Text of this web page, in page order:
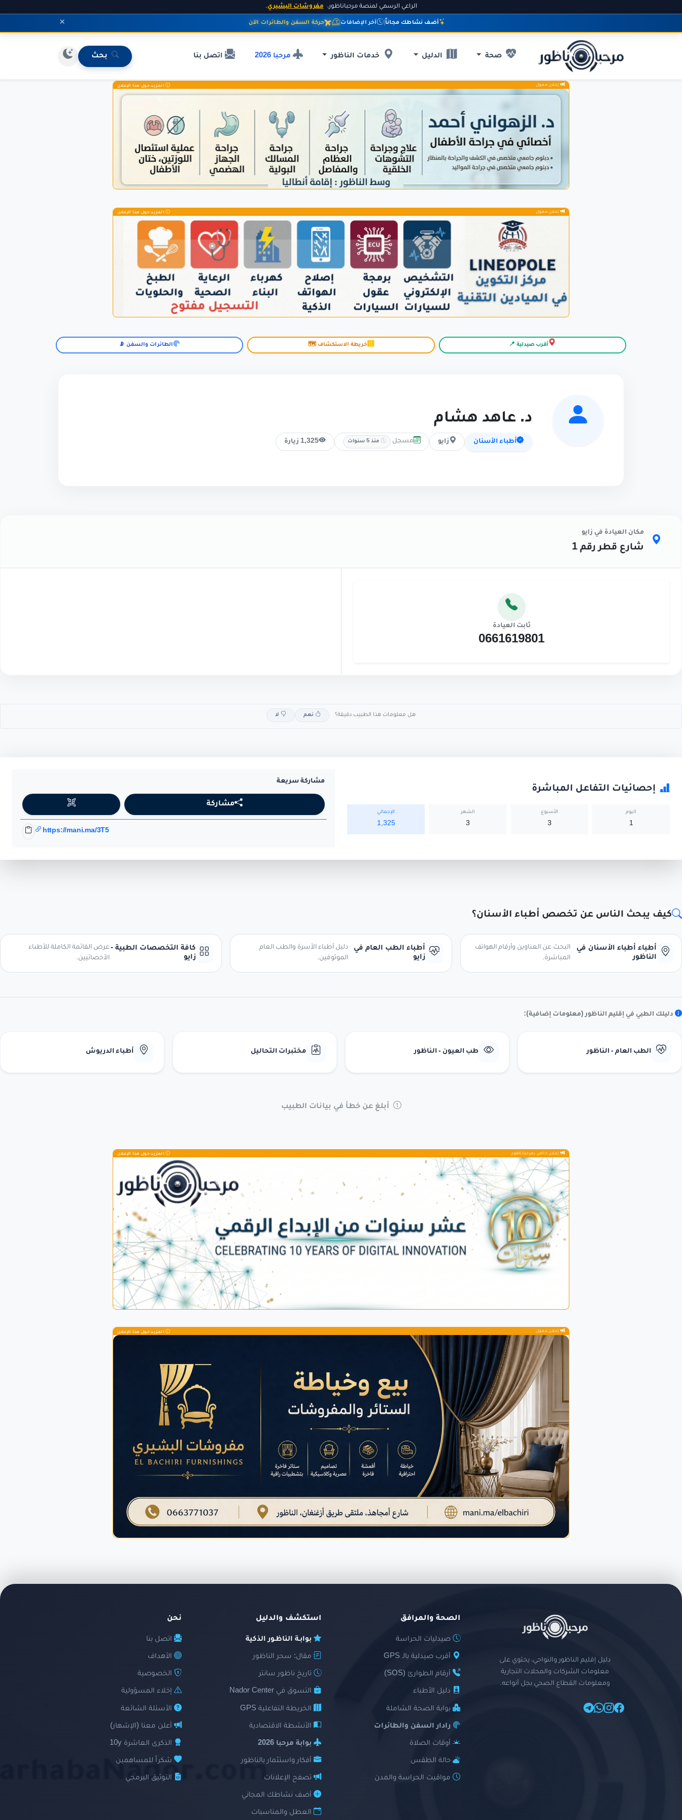
الراعي الرسمي لمنصة مرحباناظور، مفروشات البشيري.
أضف نشاطك مجاناً | آخر الإضافات | حركة السفن والطائرات الآن ×
صحة الدليل خدمات الناظور مرحبا 2026 اتصل بنا بحث
إعلان ممول المزيد حول هذا الإعلان
إعلان ممول المزيد حول هذا الإعلان
أقرب صيدلية 📍 خريطة الاستكشاف 🗺️ الطائرات والسفن 📡
د. عاهد هشام
أطباء الأسنان زايو مسجل منذ 5 سنوات 1,325 زيارة
مكان العيادة في زايو
شارع قطر رقم 1
ثابت العيادة
0661619801
هل معلومات هذا الطبيب دقيقة؟ نعم لا
إحصائيات التفاعل المباشرة
اليوم
1
الأسبوع
3
الشهر
3
الإجمالي
1,325
مشاركة سريعة
مشاركة
https://mani.ma/3T5
كيف يبحث الناس عن تخصص أطباء الأسنان؟
أطباء أطباء الأسنان في
الناظور
البحث عن العناوين وأرقام الهواتف
المباشرة.
أطباء الطب العام في
زايو
دليل أطباء الأسرة والطب العام
الموثوقين.
كافة التخصصات الطبية -
زايو
عرض القائمة الكاملة للأطباء
الأخصائيين.
دليلك الطبي في إقليم الناظور (معلومات إضافية):
الطب العام - الناظور طب العيون - الناظور مختبرات التحاليل أطباء الدريوش
أبلغ عن خطأ في بيانات الطبيب
إعلان خاص بمرحباناظور المزيد حول هذا الإعلان
إعلان ممول المزيد حول هذا الإعلان
دليل إقليم الناظور والنواحي، يحتوي على
معلومات الشركات والمحلات التجارية
ومعلومات القطاع الصحي بجل أنواعه.
الصحة والمرافق
صيدليات الحراسة
أقرب صيدلية بالـ GPS
أرقام الطوارئ (SOS)
دليل الأطباء
بوابة الصحة الشاملة
رادار السفن والطائرات
أوقات الصلاة
حالة الطقس
مواقيت الحراسة والمدن
استكشف والدليل
بوابـة الناظـور الذكية
مقال: سحر الناظور
تاريخ ناظور سانتر
التسوق في Nador Center
الخريطة التفاعلية GPS
الأنشطة الاقتصادية
بوابة مرحبا 2026
أفكار واستثمار بالناظور
تصفح الإعلانات
أضف نشاطك المجاني
العطل والمناسبات
نحن
اتصل بنا
الأهداف
الخصوصية
إخلاء المسؤولية
الأسئلة الشائعة
أعلن معنا (الإشهار)
الذكرى العاشرة 10y
شكراً للمساهمين
التوثيق البرمجي